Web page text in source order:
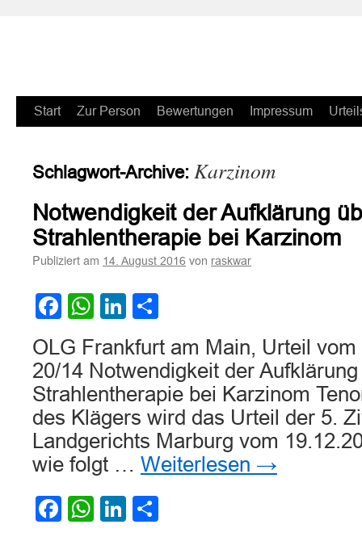
Zum
springen
Start Zur Person Bewertungen Impressum
Schlagwort-Archive: Karzinom
Notwendigkeit der Aufklärung
Strahlentherapie bei Karzinom
Publiziert am 14. August 2016 von raskwar
Facebook
WhatsApp
LinkedIn
OLG Frankfurt am Main, Urteil
20/14 Notwendigkeit der
Strahlentherapie bei Karzinom
des Klägers wird das Urteil der 5.
Landgerichts Marburg vom
wie folgt … Weiterlesen →
Facebook
WhatsApp
LinkedIn